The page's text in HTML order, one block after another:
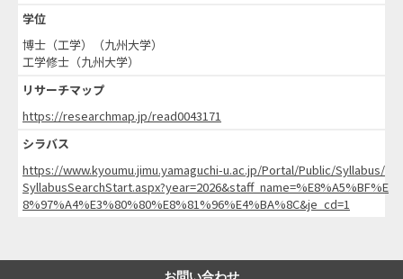
学位
博士（工学）（九州大学）
工学修士（九州大学）
リサーチマップ
https://researchmap.jp/read0043171
シラバス
https://www.kyoumu.jimu.yamaguchi-u.ac.jp/Portal/Public/Syllabus/
SyllabusSearchStart.aspx?year=2026&staff_name=%E8%A5%BF%E
8%97%A4%E3%80%80%E8%81%96%E4%BA%8C&je_cd=1